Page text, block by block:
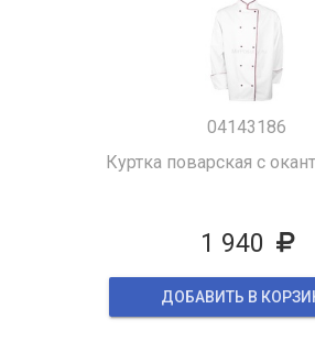
04143186
Куртка поварская с
1 940
ДОБАВИТЬ В